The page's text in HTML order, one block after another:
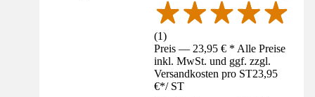
(1)
Preis — 23,95 € * Alle Preise
inkl. MwSt. und ggf. zzgl.
Versandkosten pro ST23,95
€*/ ST